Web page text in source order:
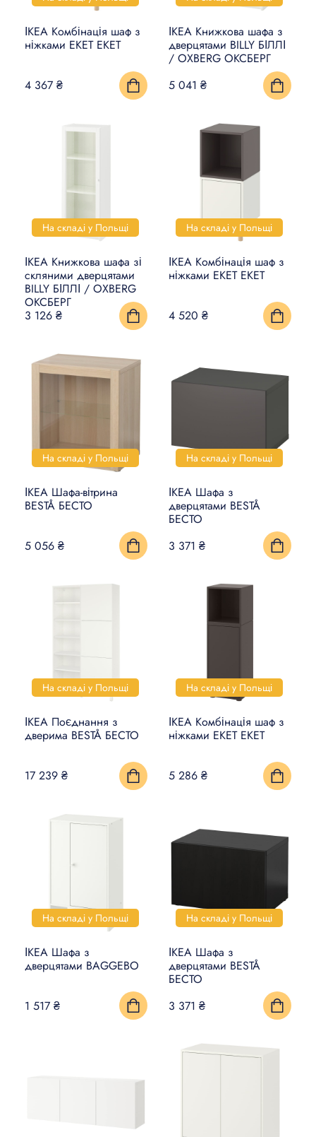
ІКЕА Комбінація шаф з
ніжками EKET ЕКЕТ
4 367 ₴
ІКЕА Книжкова шафа з
дверцятами BILLY БІЛЛІ
/ OXBERG ОКСБЕРГ
5 041 ₴
На складі у Польщі
ІКЕА Книжкова шафа зі
скляними дверцятами
BILLY БІЛЛІ / OXBERG
ОКСБЕРГ
3 126 ₴
На складі у Польщі
ІКЕА Комбінація шаф з
ніжками EKET ЕКЕТ
4 520 ₴
На складі у Польщі
ІКЕА Шафа-вітрина
BESTÅ БЕСТО
5 056 ₴
На складі у Польщі
ІКЕА Шафа з
дверцятами BESTÅ
БЕСТО
3 371 ₴
На складі у Польщі
ІКЕА Поєднання з
дверима BESTÅ БЕСТО
17 239 ₴
На складі у Польщі
ІКЕА Комбінація шаф з
ніжками EKET ЕКЕТ
5 286 ₴
На складі у Польщі
ІКЕА Шафа з
дверцятами BAGGEBO
1 517 ₴
На складі у Польщі
ІКЕА Шафа з
дверцятами BESTÅ
БЕСТО
3 371 ₴